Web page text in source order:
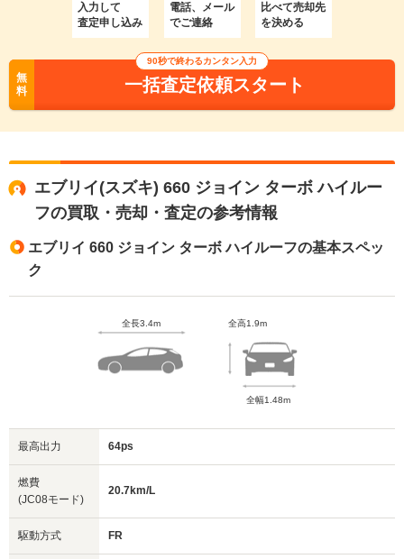
入力して
査定申し込み
電話、メール
でご連絡
比べて売却先
を決める
無
料
90秒で終わるカンタン入力
一括査定依頼スタート
エブリイ(スズキ) 660 ジョイン ターボ ハイルー
フの買取・売却・査定の参考情報
エブリイ 660 ジョイン ターボ ハイルーフの基本スペッ
ク
全長3.4m 全高1.9m
全幅1.48m
最高出力 64ps
燃費
(JC08モード)
20.7km/L
駆動方式 FR